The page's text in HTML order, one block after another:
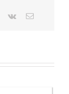
Pinterest
Vk Email